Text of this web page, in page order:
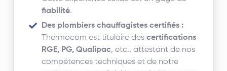
fiabilité.
Des plombiers chauffagistes certifiés :
Thermocom est titulaire descertifications
RGE, PG, Qualipac, etc., attestant de nos
compétences techniques et de notre